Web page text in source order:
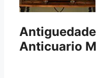
Anticuario